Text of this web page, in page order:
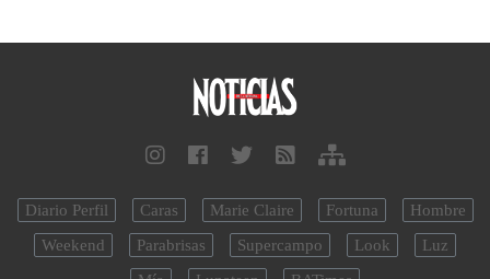
Diario Perfil Caras Marie Claire Fortuna
Hombre
Weekend
Parabrisas Supercampo Look
Luz